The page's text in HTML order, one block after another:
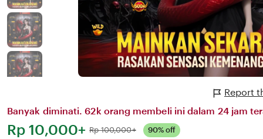
Report
Banyak diminati. 62k orang membeli ini dalam 24 jam
Harga:
Rp 10,000+ Normal:
Rp 100,000+ 90% off